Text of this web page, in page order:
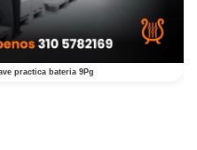
practica bateria 9Pg